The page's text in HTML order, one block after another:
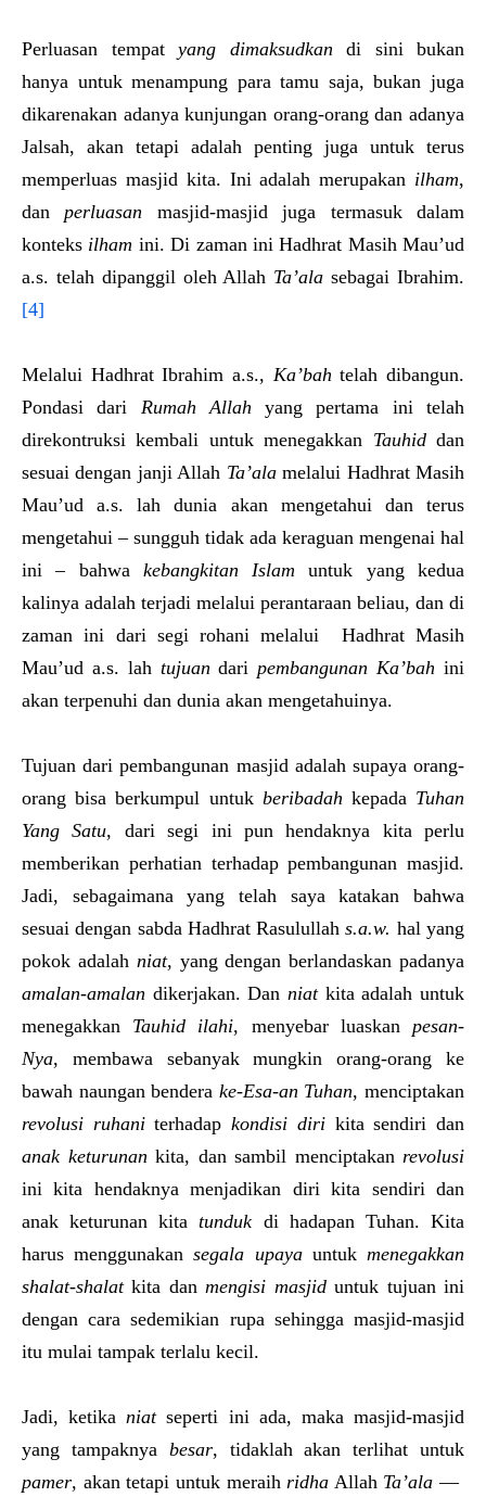
Perluasan tempat yang dimaksudkan di sini bukan
hanya untuk menampung para tamu saja, bukan juga
dikarenakan adanya kunjungan orang-orang dan adanya
Jalsah, akan tetapi adalah penting juga untuk terus
memperluas masjid kita. Ini adalah merupakan ilham,
dan perluasan masjid-masjid juga termasuk dalam
konteks ilham ini. Di zaman ini Hadhrat Masih Mau’ud
a.s. telah dipanggil oleh Allah Ta’ala sebagai Ibrahim.
[4]
Melalui Hadhrat Ibrahim a.s., Ka’bah telah dibangun.
Pondasi dari Rumah Allah yang pertama ini telah
direkontruksi kembali untuk menegakkan Tauhiddan
sesuai dengan janji Allah Ta’alamelalui Hadhrat Masih
Mau’ud a.s. lah dunia akan mengetahui dan terus
mengetahui – sungguh tidak ada keraguan mengenai hal
ini – bahwa kebangkitan Islam untuk yang kedua
kalinya adalah terjadi melalui perantaraan beliau, dan di
zaman ini dari segi rohani melalui Hadhrat Masih
Mau’ud a.s. lah tujuan dari pembangunan Ka’bah ini
akan terpenuhi dan dunia akan mengetahuinya.
Tujuan dari pembangunan masjid adalah supaya orang-
orang bisa berkumpul untuk beribadah kepada Tuhan
Yang Satu, dari segi ini pun hendaknya kita perlu
memberikan perhatian terhadap pembangunan masjid.
Jadi, sebagaimana yang telah saya katakan bahwa
sesuai dengan sabda Hadhrat Rasulullahs.a.w. hal yang
pokok adalah niat, yang dengan berlandaskan padanya
amalan-amalan dikerjakan. Dan niatkita adalah untuk
menegakkan Tauhid ilahi, menyebar luaskan pesan-
Nya, membawa sebanyak mungkin orang-orang ke
bawah naungan bendera ke-Esa-an Tuhan, menciptakan
revolusi ruhaniterhadapkondisi dirikita sendiri dan
anak keturunan kita, dan sambil menciptakan revolusi
ini kita hendaknya menjadikan diri kita sendiri dan
anak keturunan kitatunduk di hadapan Tuhan. Kita
harus menggunakansegala upayauntuk menegakkan
shalat-shalatkita dan mengisi masjiduntuk tujuan ini
dengan cara sedemikian rupa sehingga masjid-masjid
itu mulai tampak terlalu kecil.
Jadi, ketika niatseperti ini ada, maka masjid-masjid
yang tampaknya besar, tidaklah akan terlihat untuk
pamer, akan tetapi untuk meraih ridha Allah Ta’ala —